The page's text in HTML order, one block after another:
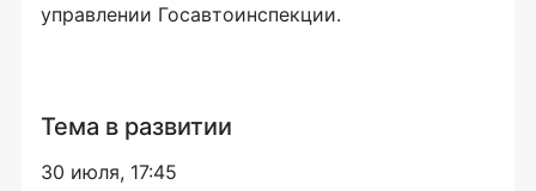
управлении Госавтоинспекции.
Тема в развитии
30 июля, 17:45